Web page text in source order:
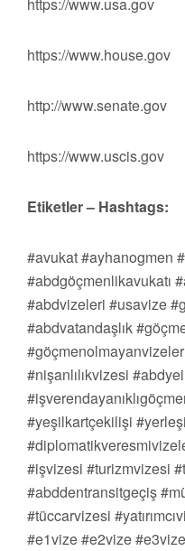
https://www.house.gov
http://www.senate.gov
https://www.uscis.gov
Etiketler – Hashtags:
#avukat #ayhanogmen
#abdgöçmenlikavukatı
#abdvizeleri #usavize
#abdvatandaşlık
#nişanlılıkvizesi
#yeşilkartçekilişi
#işvizesi #turizmvizesi
#abddentransitgeçiş
#tüccarvizesi
#e1vize #e2vize